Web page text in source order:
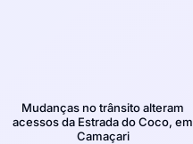
Mudanças no trânsito alteram
acessos da Estrada do Coco, em
Camaçari